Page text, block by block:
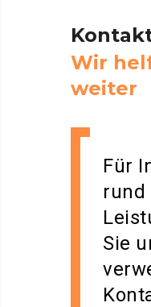
Wir hel
weiter
Für
rund
Sie